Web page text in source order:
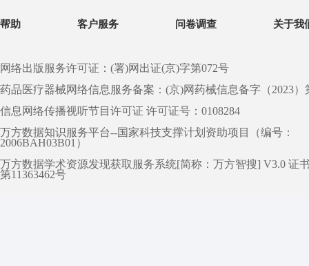
帮助 客户服务 问卷调查 关于我
网络出版服务许可证：(署)网出证(京)字第072号
药品医疗器械网络信息服务备案：(京)网药械信息备字（2023）
信息网络传播视听节目许可证 许可证号：0108284
万方数据知识服务平台--国家科技支撑计划资助项目（编号：
2006BAH03B01）
万方数据学术资源发现获取服务系统[简称：万方智搜] V3.0 证
第11363462号